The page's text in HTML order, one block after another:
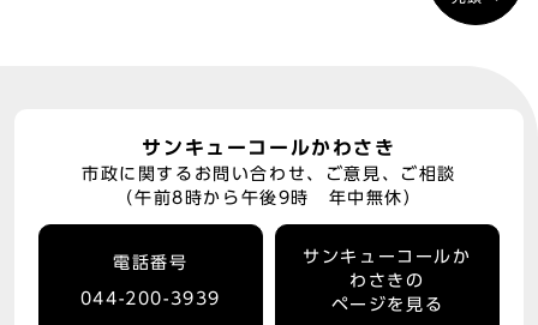
サンキューコールかわさき
市政に関するお問い合わせ、ご意見、ご相談
（午前8時から午後9時 年中無休）
電話番号
044-200-3939
サンキューコールか
わさきの
ページを見る